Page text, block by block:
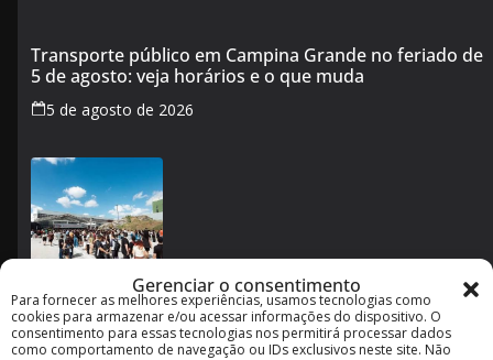
Gerenciar o consentimento
Para fornecer as melhores experiências, usamos tecnologias como
cookies para armazenar e/ou acessar informações do dispositivo. O
consentimento para essas tecnologias nos permitirá processar dados
como comportamento de navegação ou IDs exclusivos neste site. Não
Transporte público em Campina Grande no feriado de
5 de agosto: veja horários e o que muda
5 de agosto de 2026
Imagineland 2026 em Campina Grande: como funciona
o evento e o que esperar da programação